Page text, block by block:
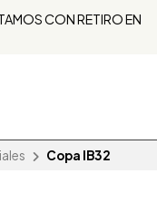
CON RETIRO EN
Copa IB32